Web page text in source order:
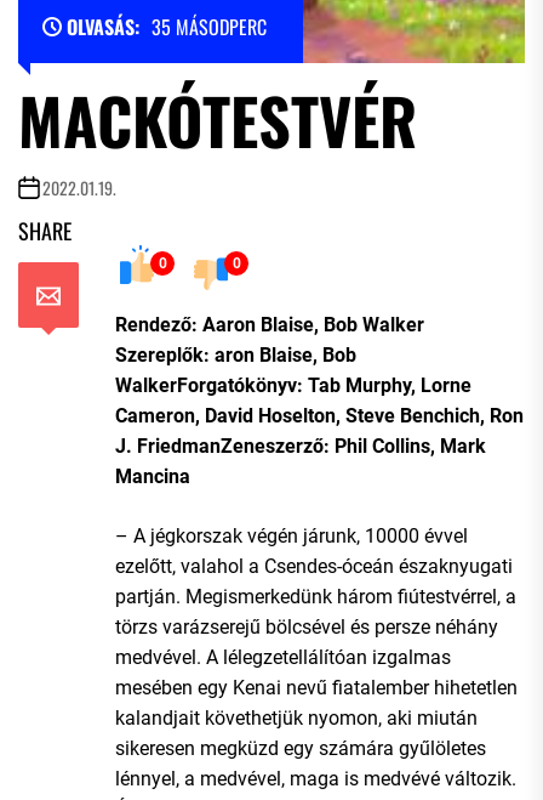
OLVASÁS: 35 MÁSODPERC
MACKÓTESTVÉR
2022.01.19.
SHARE
0 0
Rendező: Aaron Blaise, Bob Walker
Szereplők: aron Blaise, Bob
WalkerForgatókönyv: Tab Murphy, Lorne
Cameron, David Hoselton, Steve Benchich, Ron
J. FriedmanZeneszerző: Phil Collins, Mark
Mancina
– A jégkorszak végén járunk, 10000 évvel
ezelőtt, valahol a Csendes-óceán északnyugati
partján. Megismerkedünk három fiútestvérrel, a
törzs varázserejű bölcsével és persze néhány
medvével. A lélegzetellálítóan izgalmas
mesében egy Kenai nevű fiatalember hihetetlen
kalandjait követhetjük nyomon, aki miután
sikeresen megküzd egy számára gyűlöletes
lénnyel, a medvével, maga is medvévé változik.